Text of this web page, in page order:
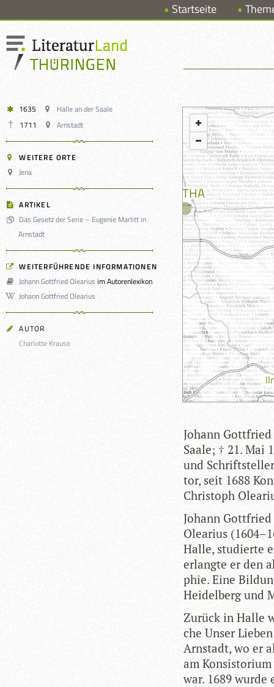
Startseite
1635
Halle an der Saale
1711
Arnstadt
WEITERE ORTE
Jena
ARTIKEL
Das Gesetz der Serie – Eugenie Marlitt in
Arnstadt
WEITERFÜHRENDE INFORMATIONEN
Johann Gottfried Olearius im Autorenlexikon
Johann Gottfried Olearius
AUTOR
Charlotte Krause
Johann
Saale; † 21. Mai
und
tor, seit 1688
Chris­toph
Johann
Ole­a­rius
Halle, stu­dierte
erlangte er den
phie. Eine
Hei­del­berg und
Zurück in Halle
che Unser
Arn­stadt, wo er
am
war. 1689